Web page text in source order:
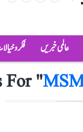
عالمی خبریں فکر و
For "